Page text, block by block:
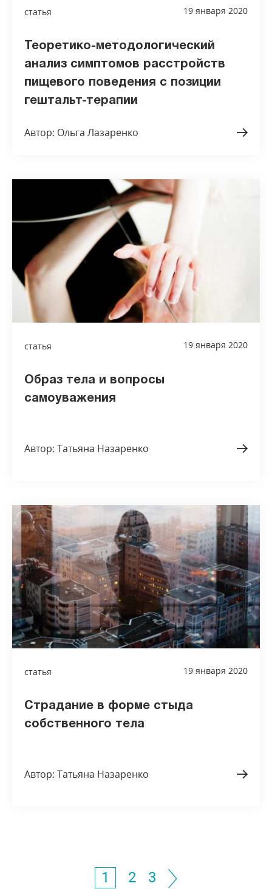
статья 19 января 2020
Теоретико-методологический
анализ симптомов расстройств
пищевого поведения с позиции
гештальт-терапии
Автор: Ольга Лазаренко
статья 19 января 2020
Образ тела и вопросы
самоуважения
Автор: Татьяна Назаренко
статья 19 января 2020
Страдание в форме стыда
собственного тела
Автор: Татьяна Назаренко
1 2 3